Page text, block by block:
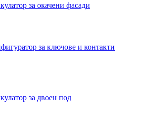
за окачени фасади
за ключове и контакти
за двоен под